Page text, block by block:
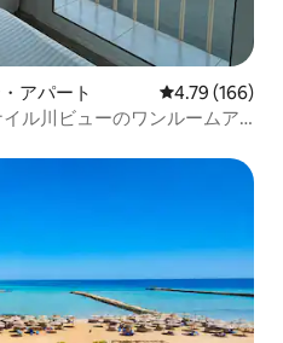
アパート レビュー166
4.79 (166)
ル川ビューのワンルームア